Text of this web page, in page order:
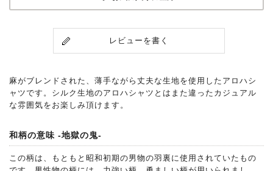
レビューを書く
麻がブレンドされた、薄手ながら丈夫な生地を使用したアロハシ
ャツです。シルク生地のアロハシャツとはまた違ったカジュアル
な雰囲気をお楽しみ頂けます。
和柄の意味 -地獄の鬼-
この柄は、もともと昭和初期の男物の羽裏に使用されていたもの